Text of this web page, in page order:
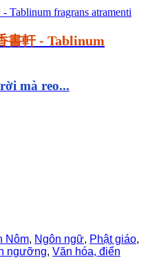
書軒 - Tablinum
mà reo...
Nôm, Ngôn ngữ, Phật giáo,
ngưỡng, Văn hóa, điển